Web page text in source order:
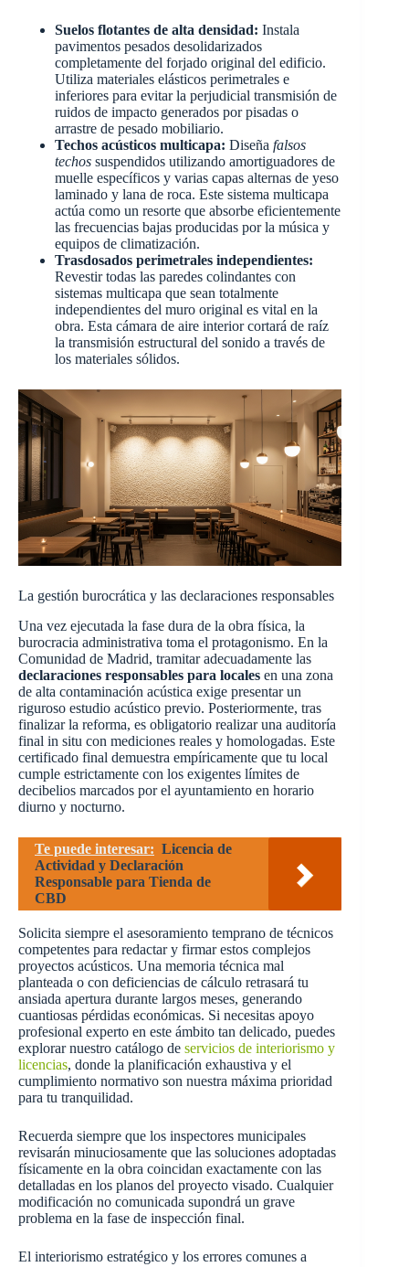
Suelos flotantes de alta densidad: Instala
pavimentos pesados desolidarizados
completamente del forjado original del edificio.
Utiliza materiales elásticos perimetrales e
inferiores para evitar la perjudicial transmisión de
ruidos de impacto generados por pisadas o
arrastre de pesado mobiliario.
Techos acústicos multicapa: Diseña falsos
techos suspendidos utilizando amortiguadores de
muelle específicos y varias capas alternas de yeso
laminado y lana de roca. Este sistema multicapa
actúa como un resorte que absorbe eficientemente
las frecuencias bajas producidas por la música y
equipos de climatización.
Trasdosados perimetrales independientes:
Revestir todas las paredes colindantes con
sistemas multicapa que sean totalmente
independientes del muro original es vital en la
obra. Esta cámara de aire interior cortará de raíz
la transmisión estructural del sonido a través de
los materiales sólidos.
La gestión burocrática y las declaraciones responsables
Una vez ejecutada la fase dura de la obra física, la
burocracia administrativa toma el protagonismo. En la
Comunidad de Madrid, tramitar adecuadamente las
declaraciones responsables para locales en una zona
de alta contaminación acústica exige presentar un
riguroso estudio acústico previo. Posteriormente, tras
finalizar la reforma, es obligatorio realizar una auditoría
final in situ con mediciones reales y homologadas. Este
certificado final demuestra empíricamente que tu local
cumple estrictamente con los exigentes límites de
decibelios marcados por el ayuntamiento en horario
diurno y nocturno.
Te puede interesar: Licencia de
Actividad y Declaración
Responsable para Tienda de
CBD
Solicita siempre el asesoramiento temprano de técnicos
competentes para redactar y firmar estos complejos
proyectos acústicos. Una memoria técnica mal
planteada o con deficiencias de cálculo retrasará tu
ansiada apertura durante largos meses, generando
cuantiosas pérdidas económicas. Si necesitas apoyo
profesional experto en este ámbito tan delicado, puedes
explorar nuestro catálogo de servicios de interiorismo y
licencias, donde la planificación exhaustiva y el
cumplimiento normativo son nuestra máxima prioridad
para tu tranquilidad.
Recuerda siempre que los inspectores municipales
revisarán minuciosamente que las soluciones adoptadas
físicamente en la obra coincidan exactamente con las
detalladas en los planos del proyecto visado. Cualquier
modificación no comunicada supondrá un grave
problema en la fase de inspección final.
El interiorismo estratégico y los errores comunes a